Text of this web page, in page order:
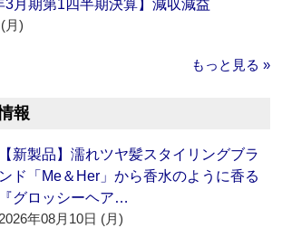
3月期第1四半期決算】減収減益
月)
もっと見る »
報
【新製品】濡れツヤ髪スタイリングブラ
ンド「Me＆Her」から香水のように香る
『グロッシーヘア…
2026年08月10日 (月)